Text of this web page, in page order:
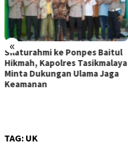
«
Silaturahmi ke Ponpes Baitul
Hikmah, Kapolres Tasikmalaya
Minta Dukungan Ulama Jaga
Keamanan
TAG: UK